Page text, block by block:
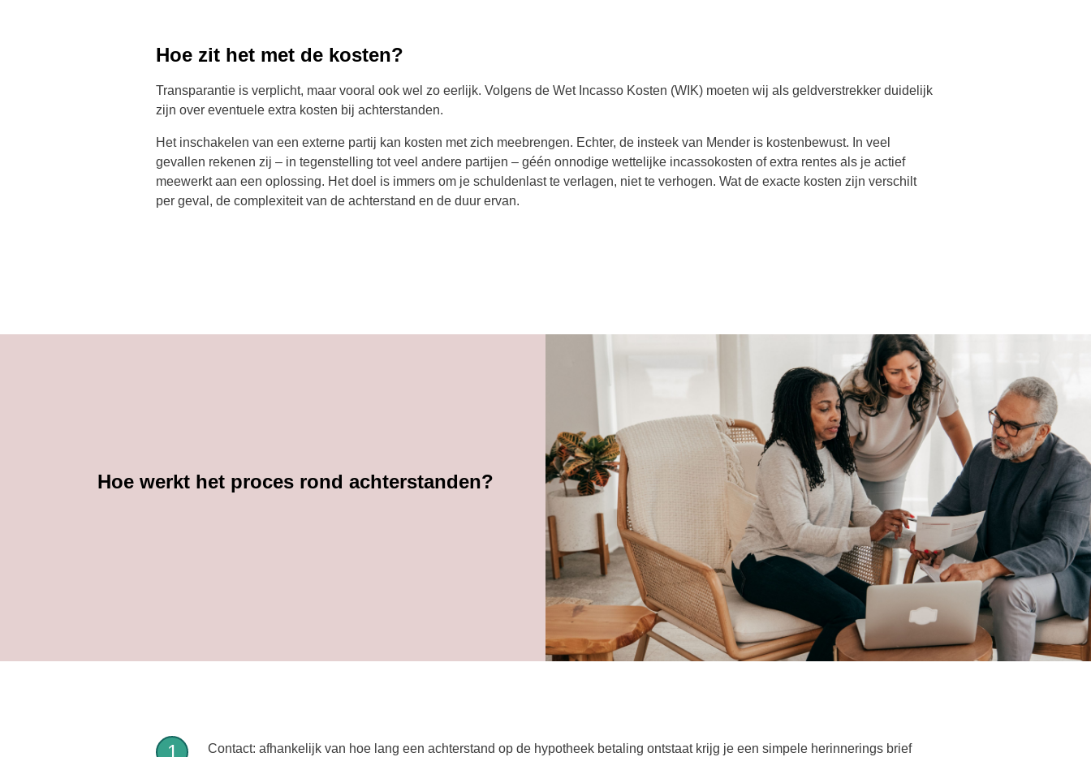
Hoe zit het met de kosten?
Transparantie is verplicht, maar vooral ook wel zo eerlijk. Volgens de Wet Incasso Kosten (WIK) moeten wij als geldverstrekker duidelijk
zijn over eventuele extra kosten bij achterstanden.
Het inschakelen van een externe partij kan kosten met zich meebrengen. Echter, de insteek van Mender is kostenbewust. In veel
gevallen rekenen zij – in tegenstelling tot veel andere partijen – géén onnodige wettelijke incassokosten of extra rentes als je actief
meewerkt aan een oplossing. Het doel is immers om je schuldenlast te verlagen, niet te verhogen. Wat de exacte kosten zijn verschilt
per geval, de complexiteit van de achterstand en de duur ervan.
Hoe werkt het proces rond achterstanden?
Contact: afhankelijk van hoe lang een achterstand op de hypotheek betaling ontstaat krijg je een simpele herinnerings brief